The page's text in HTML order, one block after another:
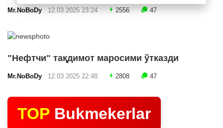
Mr.NoBoDy 12.03.2025 23:24 2556 47
"Нефтчи" тақдимот маросими ўтказди
Mr.NoBoDy 12.03.2025 22:48 2808 47
TOP Bukmekerlar